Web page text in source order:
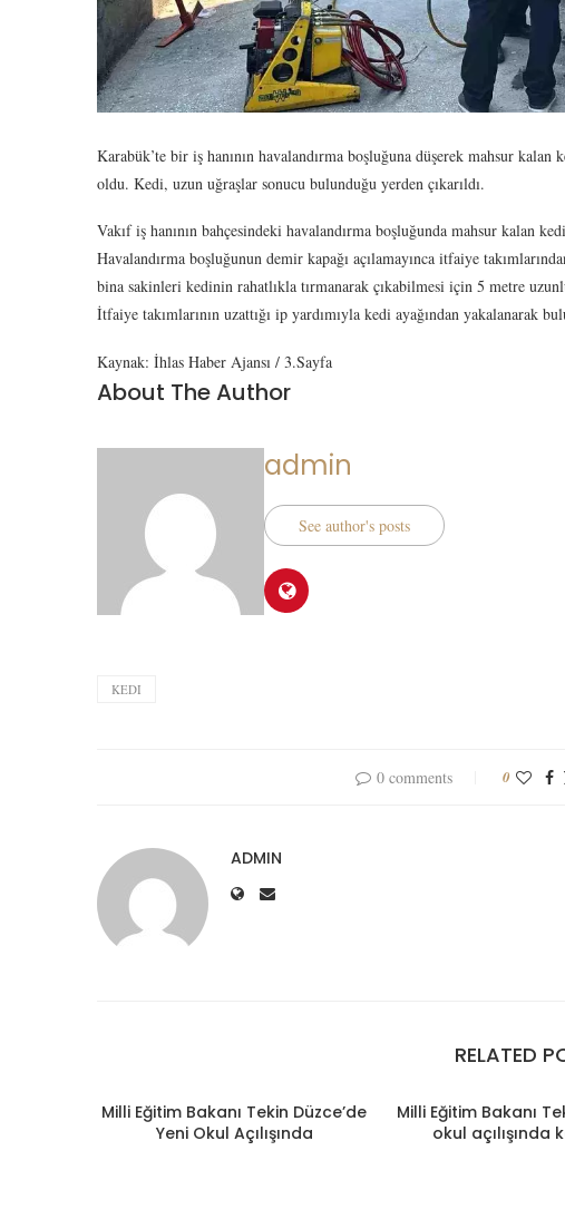
Karabük’te bir iş hanının havalandırma boşluğuna düşerek mahsur
oldu. Kedi, uzun uğraşlar sonucu bulunduğu yerden çıkarıldı.
Vakıf iş hanının bahçesindeki havalandırma boşluğunda mahsur kalan
Havalandırma boşluğunun demir kapağı açılamayınca itfaiye
bina sakinleri kedinin rahatlıkla tırmanarak çıkabilmesi için 5 metre
İtfaiye takımlarının uzattığı ip yardımıyla kedi ayağından yakalanarak
Kaynak: İhlas Haber Ajansı / 3.Sayfa
About The Author
admin
See author's posts
KEDI
0 comments 0
ADMIN
RELATED
Milli Eğitim Bakanı Tekin Düzce’de
Yeni Okul Açılışında
Milli Eğitim Bakanı
okul açılışında